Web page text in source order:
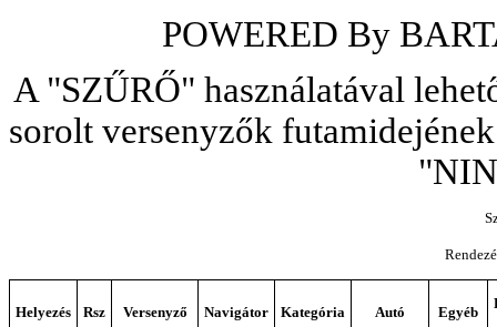
POWERED By
A "SZŰRŐ" használatával
sorolt versenyzők
Helyezés Rsz Versenyző Navigátor Kategória Autó Egyéb